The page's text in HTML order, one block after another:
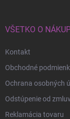
VŠETKO O
Kontakt
Obchodné
Ochrana osobných
Odstúpenie od
Reklamácia tovaru